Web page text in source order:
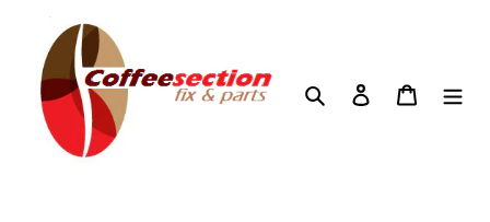
съдържанието
Search
Log in Cart